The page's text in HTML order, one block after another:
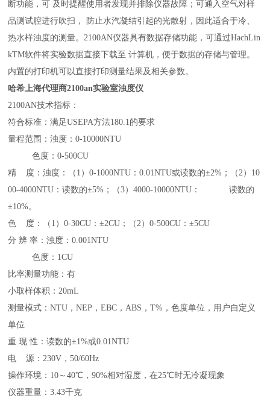
断功能，可 及时提醒使用者发现并排除仪器故障；可通入空气对样
品测试腔进行吹扫， 防止水汽凝结引起的光散射，因此适合于冷、
热水样浊度的测量。2100AN仪器具有数据存储功能，可通过HachLin
kTM软件将实验数据直接下载至 计算机，便于数据的存储与管理。
内置的打印机可以直接打印测量结果及相关参数。
哈希上海代理商2100an实验室浊度仪
2100AN技术指标：
符合标准：满足USEPA方法180.1的要求
量程范围：浊度：0-10000NTU
色度：0-500CU
精 度：浊度：（1）0-1000NTU：0.01NTU或读数的±2%；（2）10
00-4000NTU：读数的±5%；（3）4000-10000NTU： 读数的
±10%。
色 度：（1）0-30CU：±2CU；（2）0-500CU：±5CU
分 辨 率：浊度：0.001NTU
色度：1CU
比率测量功能：有
小取样体积：20mL
测量模式：NTU，NEP，EBC，ABS，T%，色度单位，用户自定义
单位
重 现 性：读数的±1%或0.01NTU
电 源：230V，50/60Hz
操作环境：10～40℃，90%相对湿度，在25℃时无冷凝现象
仪器重量：3.43千克